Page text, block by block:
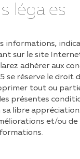
légales
informations,
sur le site
adhérer aux
se réserve le droit
tout ou
présentes
libre
et/ou